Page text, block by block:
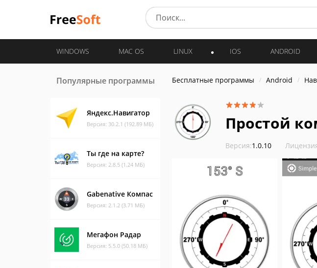
WINDOWS MAC OS LINUX IOS ANDROID
Популярные программы
Яндекс.Навигатор
Версия: 30.2.1 (192.89 МБ)
Ты где на карте?
Версия: 2.8.5 (1.24 МБ)
Gabenative Компас
Версия: 2.1.2 (3.71 МБ)
Мегафон Радар
Версия: 5.5.0 (50.18 МБ)
Бесплатные программы Android
Простой
Версия:1.0.10